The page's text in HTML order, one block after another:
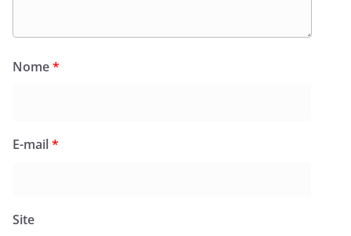
Nome*
E-mail*
Site